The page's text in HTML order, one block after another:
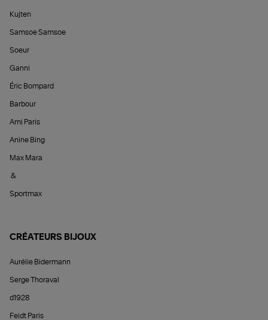
Kujten
Samsoe Samsoe
Soeur
Ganni
Éric Bompard
Barbour
Ami Paris
Anine Bing
Max Mara
&
Sportmax
CRÉATEURS BIJOUX
Aurélie Bidermann
Serge Thoraval
d1928
Feidt Paris